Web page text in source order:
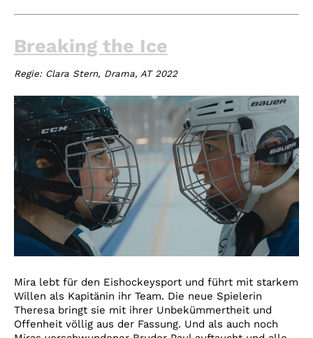
Breaking the Ice
Regie: Clara Stern, Drama, AT 2022
Mira lebt für den Eishockeysport und führt mit starkem
Willen als Kapitänin ihr Team. Die neue Spielerin
Theresa bringt sie mit ihrer Unbekümmertheit und
Offenheit völlig aus der Fassung. Und als auch noch